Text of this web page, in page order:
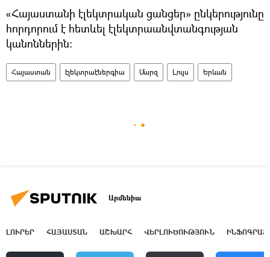
«Հայաստանի էլեկտրական ցանցեր» ընկերությունը
հորդորում է հետևել էլեկտրաանվտանգության
կանոններին:
Հայաստան էլեկտրաէներգիա Մարզ Լույս Երևան
Արմենիա
ԼՈՒՐԵՐ ՀԱՅԱՍՏԱՆ ԱՇԽԱՐՀ ՎԵՐԼՈՒԾՈՒԹՅՈՒՆ